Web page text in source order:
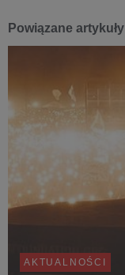
Powiązane artykuły
AKTUALNOŚCI